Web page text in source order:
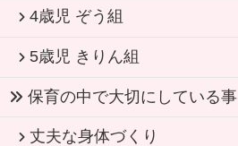
4歳児 ぞう組
5歳児 きりん組
保育の中で大切にしている事
丈夫な身体づくり